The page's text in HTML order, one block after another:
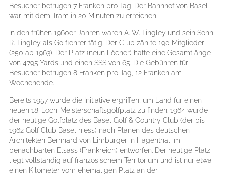
Besucher betrugen 7 Franken pro Tag. Der Bahnhof von Basel
war mit dem Tram in 20 Minuten zu erreichen.
In den frühen 1960er Jahren waren A. W. Tingley und sein Sohn
R. Tingley als Golflehrer tätig. Der Club zählte 190 Mitglieder
(250 ab 1963). Der Platz (neun Löcher) hatte eine Gesamtlänge
von 4795 Yards und einen SSS von 65. Die Gebühren für
Besucher betrugen 8 Franken pro Tag, 12 Franken am
Wochenende.
Bereits 1957 wurde die Initiative ergriffen, um Land für einen
neuen 18-Loch-Meisterschaftsgolfplatz zu finden. 1964 wurde
der heutige Golfplatz des Basel Golf & Country Club (der bis
1962 Golf Club Basel hiess) nach Plänen des deutschen
Architekten Bernhard von Limburger in Hagenthal im
benachbarten Elsass (Frankreich) entworfen. Der heutige Platz
liegt vollständig auf französischem Territorium und ist nur etwa
einen Kilometer vom ehemaligen Platz an der